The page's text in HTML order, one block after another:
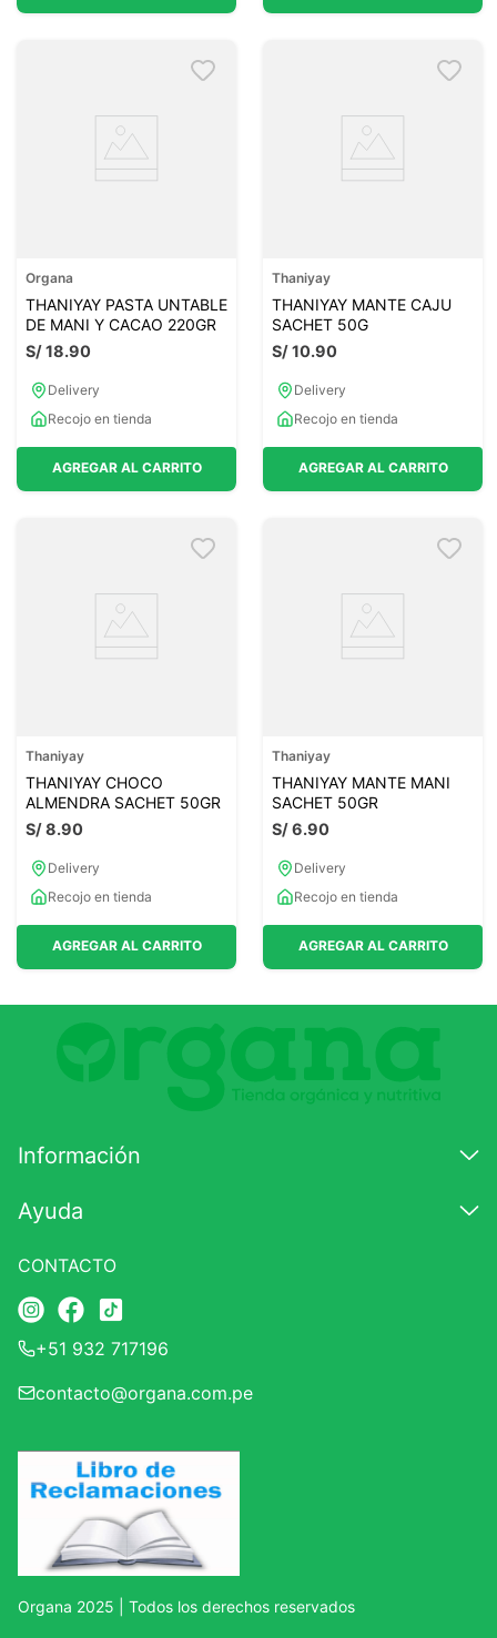
Organa
THANIYAY PASTA UNTABLE
DE MANI Y CACAO 220GR
S/18.90
Delivery
Recojo en tienda
AGREGAR AL CARRITO
Thaniyay
THANIYAY MANTE CAJU
SACHET 50G
S/10.90
Delivery
Recojo en tienda
AGREGAR AL CARRITO
Thaniyay
THANIYAY CHOCO
ALMENDRA SACHET 50GR
S/8.90
Delivery
Recojo en tienda
AGREGAR AL CARRITO
Thaniyay
THANIYAY MANTE MANI
SACHET 50GR
S/6.90
Delivery
Recojo en tienda
AGREGAR AL CARRITO
Información
Ayuda
CONTACTO
+51 932 717196
contacto@organa.com.pe
Organa 2025 | Todos los derechos reservados